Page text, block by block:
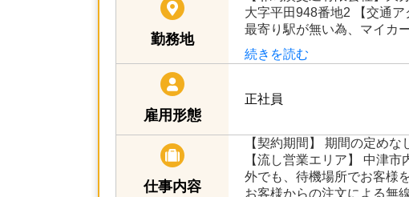
勤務地
大字平田948番地2 【交通ア
最寄り駅が無い為、マイカ
続きを読む
正社員